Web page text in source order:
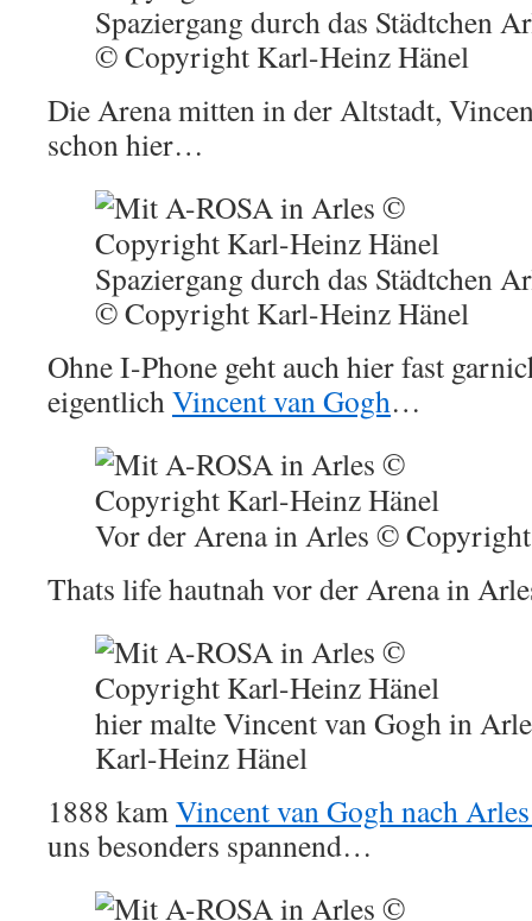
Spaziergang durch das Städtchen
© Copyright Karl-Heinz Hänel
Die Arena mitten in der Altstadt,
schon hier…
Spaziergang durch das Städtchen
© Copyright Karl-Heinz Hänel
Ohne I-Phone geht auch hier fast
eigentlichVincent van Gogh…
Vor der Arena in Arles ©
Thats life hautnah vor der Arena in
hier malte Vincent van Gogh in
Karl-Heinz Hänel
1888 kamVincent van Gogh nach
uns besonders spannend…